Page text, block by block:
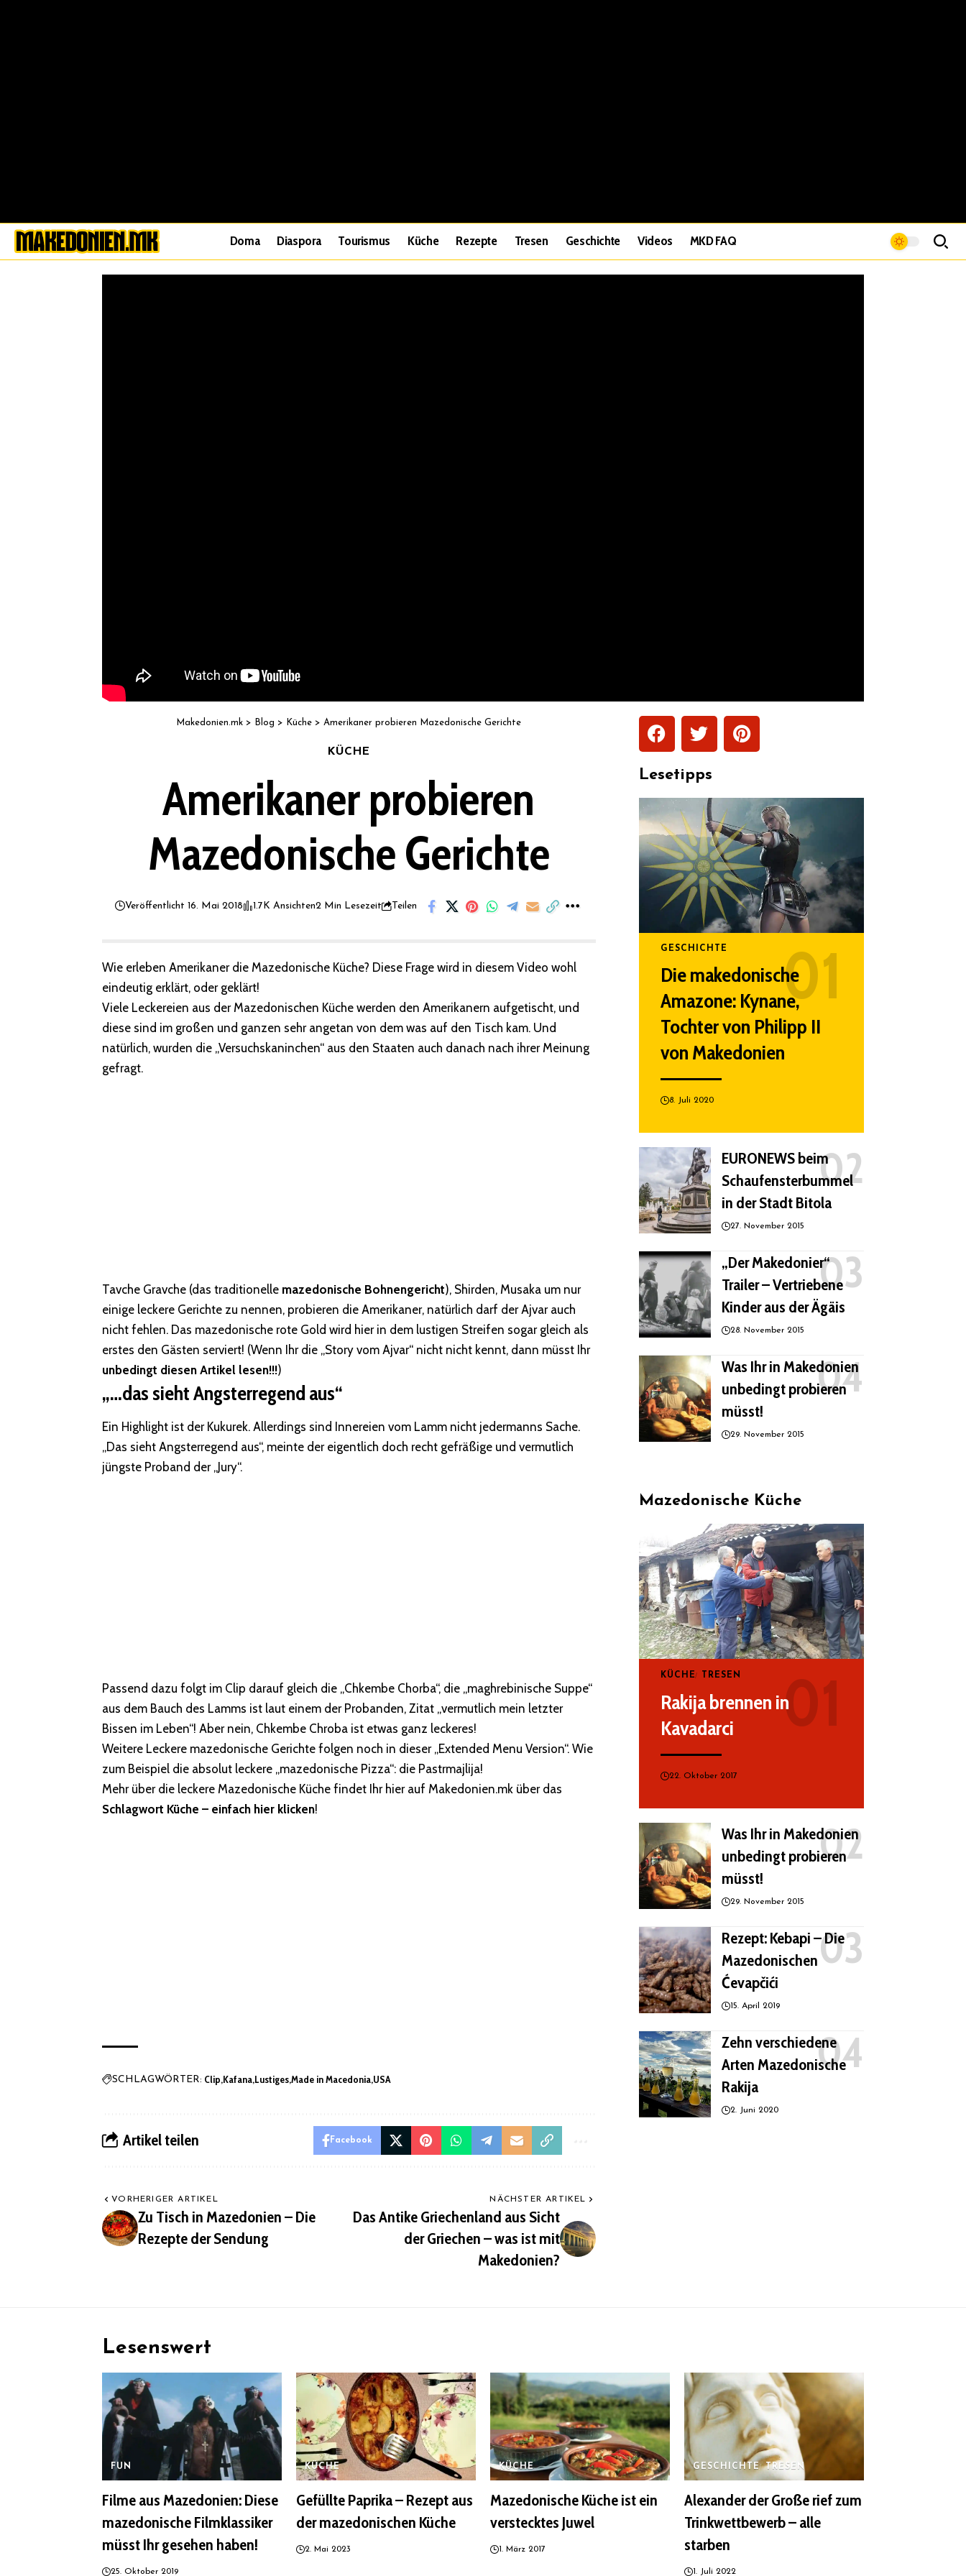
Doma Diaspora Tourismus Küche Rezepte Tresen Geschichte Videos MKD FAQ
Makedonien.mk > Blog > Küche > Amerikaner probieren Mazedonische Gerichte
KÜCHE
Amerikaner probieren
Mazedonische Gerichte
Veröffentlicht 16. Mai 2018 1.7K Ansichten2 Min Lesezeit Teilen
Wie erleben Amerikaner die Mazedonische Küche? Diese Frage wird in diesem Video wohl
eindeutig erklärt, oder geklärt!
Viele Leckereien aus der Mazedonischen Küche werden den Amerikanern aufgetischt, und
diese sind im großen und ganzen sehr angetan von dem was auf den Tisch kam. Und
natürlich, wurden die „Versuchskaninchen“ aus den Staaten auch danach nach ihrer Meinung
gefragt.
Tavche Gravche (das traditionelle mazedonische Bohnengericht), Shirden, Musaka um nur
einige leckere Gerichte zu nennen, probieren die Amerikaner, natürlich darf der Ajvar auch
nicht fehlen. Das mazedonische rote Gold wird hier in dem lustigen Streifen sogar gleich als
erstes den Gästen serviert! (Wenn Ihr die „Story vom Ajvar“ nicht nicht kennt, dann müsst Ihr
unbedingt diesen Artikel lesen!!!)
„…das sieht Angsterregend aus“
Ein Highlight ist der Kukurek. Allerdings sind Innereien vom Lamm nicht jedermanns Sache.
„Das sieht Angsterregend aus“, meinte der eigentlich doch recht gefräßige und vermutlich
jüngste Proband der „Jury“.
Passend dazu folgt im Clip darauf gleich die „Chkembe Chorba“, die „maghrebinische Suppe“
aus dem Bauch des Lamms ist laut einem der Probanden, Zitat „vermutlich mein letzter
Bissen im Leben“! Aber nein, Chkembe Chroba ist etwas ganz leckeres!
Weitere Leckere mazedonische Gerichte folgen noch in dieser „Extended Menu Version“. Wie
zum Beispiel die absolut leckere „mazedonische Pizza“: die Pastrmajlija!
Mehr über die leckere Mazedonische Küche findet Ihr hier auf Makedonien.mk über das
Schlagwort Küche – einfach hier klicken!
SCHLAGWÖRTER: Clip Kafana LustigesMade in Macedonia USA
Artikel teilen Facebook
VORHERIGER ARTIKEL
Zu Tisch in Mazedonien – Die
Rezepte der Sendung
NÄCHSTER ARTIKEL
Das Antike Griechenland aus Sicht
der Griechen – was ist mit
Makedonien?
Lesetipps
GESCHICHTE
Die makedonische
Amazone: Kynane,
Tochter von Philipp II
von Makedonien
8. Juli 2020
EURONEWS beim
Schaufensterbummel
in der Stadt Bitola
27. November 2015
„Der Makedonier“
Trailer – Vertriebene
Kinder aus der Ägäis
28. November 2015
Was Ihr in Makedonien
unbedingt probieren
müsst!
29. November 2015
Mazedonische Küche
KÜCHE TRESEN
Rakija brennen in
Kavadarci
22. Oktober 2017
Was Ihr in Makedonien
unbedingt probieren
müsst!
29. November 2015
Rezept: Kebapi – Die
Mazedonischen
Ćevapčići
15. April 2019
Zehn verschiedene
Arten Mazedonische
Rakija
2. Juni 2020
Lesenswert
FUN
Filme aus Mazedonien: Diese
mazedonische Filmklassiker
müsst Ihr gesehen haben!
25. Oktober 2019
KÜCHE
Gefüllte Paprika – Rezept aus
der mazedonischen Küche
2. Mai 2023
KÜCHE
Mazedonische Küche ist ein
verstecktes Juwel
1. März 2017
GESCHICHTE TRESEN
Alexander der Große rief zum
Trinkwettbewerb – alle
starben
1. Juli 2022